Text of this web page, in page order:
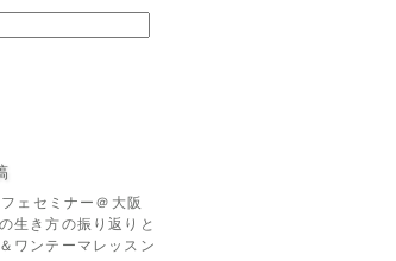
ェセミナー＠大阪
生き方の振り返りと
ワンテーマレッスン